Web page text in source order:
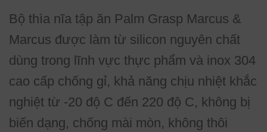
Bộ thìa nĩa tập ăn Palm Grasp Marcus &
Marcus được làm từ silicon nguyên chất
dùng trong lĩnh vực thực phẩm và inox 304
cao cấp chống gỉ, khả năng chịu nhiệt khắc
nghiệt từ -20 độ C đến 220 độ C, không bị
biến dạng, chống mài mòn, không thôi